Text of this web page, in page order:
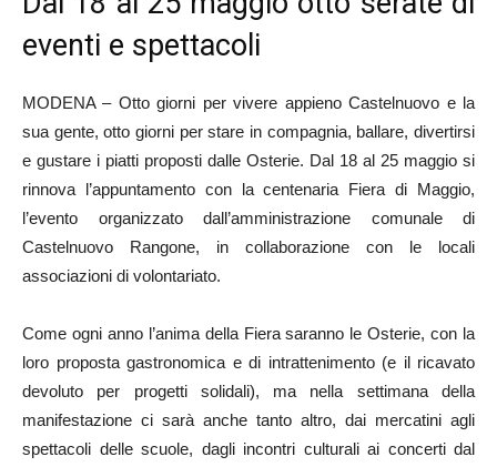
eventi e spettacoli
MODENA – Otto giorni per vivere appieno Castelnuovo e la
sua gente, otto giorni per stare in compagnia, ballare, divertirsi
e gustare i piatti proposti dalle Osterie. Dal 18 al 25 maggio si
rinnova l’appuntamento con la centenaria Fiera di Maggio,
l’evento organizzato dall’amministrazione comunale di
Castelnuovo Rangone, in collaborazione con le locali
associazioni di volontariato.
Come ogni anno l’anima della Fiera saranno le Osterie, con la
loro proposta gastronomica e di intrattenimento (e il ricavato
devoluto per progetti solidali), ma nella settimana della
manifestazione ci sarà anche tanto altro, dai mercatini agli
spettacoli delle scuole, dagli incontri culturali ai concerti dal